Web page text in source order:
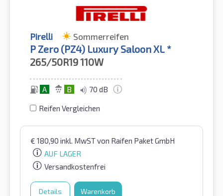
Pirelli Sommerreifen
P Zero (PZ4) Luxury Saloon XL *
265/50R19110W
A B 70 dB
Reifen Vergleichen
€ 180,90 inkl. MwSTvon Raifen Paket GmbH
AUF LAGER
Versandkostenfrei
Details Warenkorb